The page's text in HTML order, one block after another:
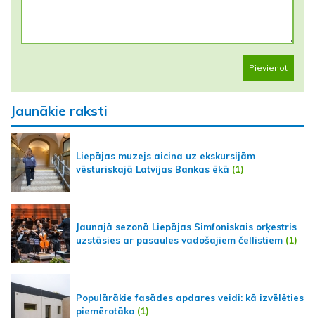
Pievienot
Jaunākie raksti
Liepājas muzejs aicina uz ekskursijām
vēsturiskajā Latvijas Bankas ēkā (1)
Jaunajā sezonā Liepājas Simfoniskais orķestris
uzstāsies ar pasaules vadošajiem čellistiem (1)
Populārākie fasādes apdares veidi: kā izvēlēties
piemērotāko (1)